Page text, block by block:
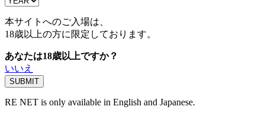
本サイトへのご入場は、
18歳以上の方に限定しております。
あなたは18歳以上ですか？
いいえ
RE NET is only available in English and Japanese.